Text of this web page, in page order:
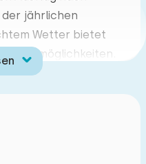
jährlichen
Wetter bietet
und das
das Friesische
21 22 23